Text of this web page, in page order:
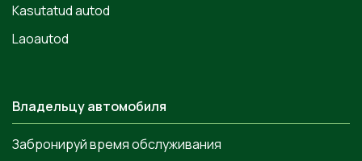
Kasutatud autod
Laoautod
Владельцу автомобиля
Забронируй время обслуживания